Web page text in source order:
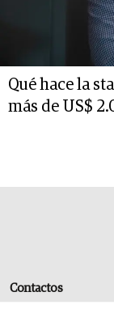
Qué hace la
más de US$
Contactos